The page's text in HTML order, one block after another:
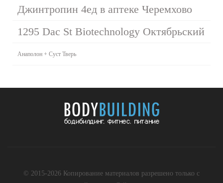
Джинтропин 4ед в аптеке Черемхово
1295 Dac St Biotechnology Октябрьский
Анаполон + Суст Тверь
© 2015-2026 Копирование материалов разрешено только с